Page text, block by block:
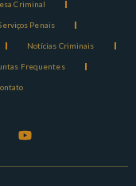
Criminal
Penais
Notícias Criminais
Frequentes